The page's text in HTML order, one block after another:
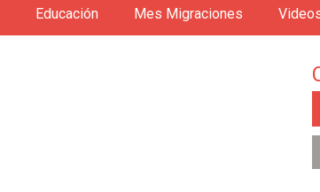
Educación Mes Migraciones